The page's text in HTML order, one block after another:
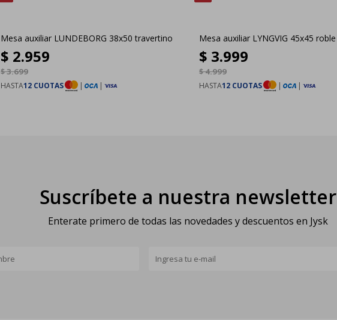
Mesa auxiliar LUNDEBORG 38x50 travertino
$ 2.959
$3.699
HASTA12 CUOTAS | |
Mesa auxiliar LYNGVIG 45x45 roble
$ 3.999
$4.999
HASTA12 CUOTAS | |
Suscríbete a nuestra newsletter
Enterate primero de todas las novedades y descuentos en Jysk